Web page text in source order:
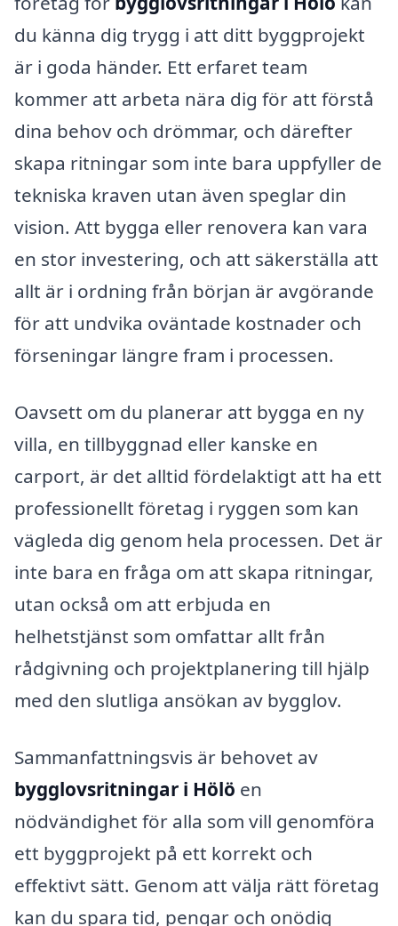
du känna dig trygg i att ditt byggprojekt
är i goda händer. Ett erfaret team
kommer att arbeta nära dig för att förstå
dina behov och drömmar, och därefter
skapa ritningar som inte bara uppfyller de
tekniska kraven utan även speglar din
vision. Att bygga eller renovera kan vara
en stor investering, och att säkerställa att
allt är i ordning från början är avgörande
för att undvika oväntade kostnader och
förseningar längre fram i processen.
Oavsett om du planerar att bygga en ny
villa, en tillbyggnad eller kanske en
carport, är det alltid fördelaktigt att ha ett
professionellt företag i ryggen som kan
vägleda dig genom hela processen. Det är
inte bara en fråga om att skapa ritningar,
utan också om att erbjuda en
helhetstjänst som omfattar allt från
rådgivning och projektplanering till hjälp
med den slutliga ansökan av bygglov.
Sammanfattningsvis är behovet av
bygglovsritningar i Hölö en
nödvändighet för alla som vill genomföra
ett byggprojekt på ett korrekt och
effektivt sätt. Genom att välja rätt företag
kan du spara tid, pengar och onödig